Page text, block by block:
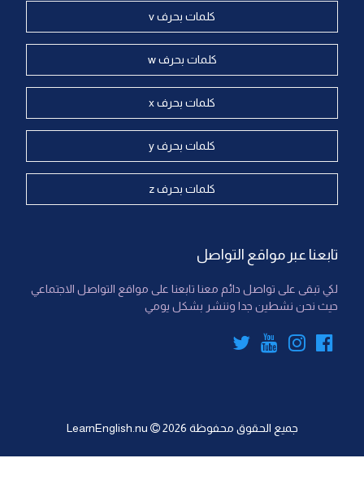
كلمات بحرف v
كلمات بحرف w
كلمات بحرف x
كلمات بحرف y
كلمات بحرف z
تابعنا عبر مواقع التواصل
لكي تبقى على تواصل دائم معنا تابعنا على مواقع التواصل الاجتماعي
حيث نحن نشطين جدا وننشر بشكل يومي
جميع الحقوق محفوظة LearnEnglish.nu 2026